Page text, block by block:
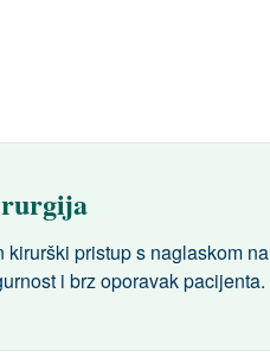
kirurški pristup s naglaskom na
i brz oporavak pacijenta.